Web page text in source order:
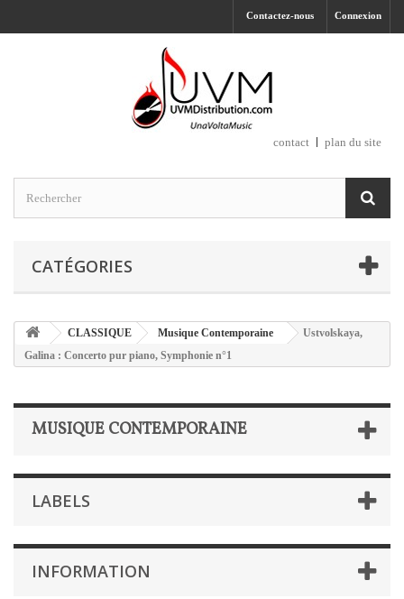
Connexion
Contactez-nous
contact plan du site
CATÉGORIES
CLASSIQUE Musique Contemporaine
Ustvolskaya,
Galina : Concerto pur piano, Symphonie n°1
MUSIQUE CONTEMPORAINE
LABELS
INFORMATION